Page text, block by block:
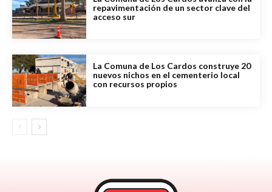
repavimentación de un sector clave del
acceso sur
La Comuna de Los Cardos construye 20
nuevos nichos en el cementerio local
con recursos propios